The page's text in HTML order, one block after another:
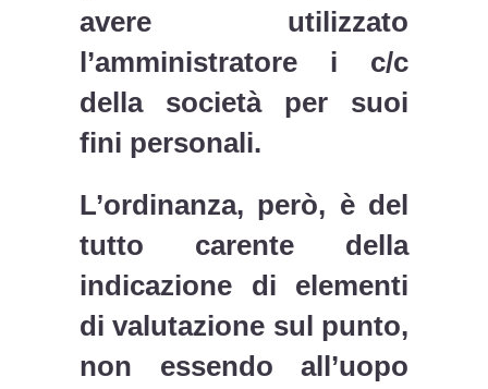
avere utilizzato
l’amministratore i c/c
della società per suoi
fini personali.
L’ordinanza, però, è del
tutto carente della
indicazione di elementi
di valutazione sul punto,
non essendo all’uopo